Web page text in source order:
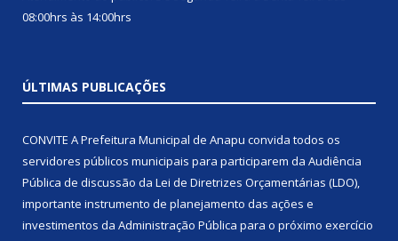
08:00hrs às 14:00hrs
ÚLTIMAS PUBLICAÇÕES
CONVITE A Prefeitura Municipal de Anapu convida todos os
servidores públicos municipais para participarem da Audiência
Pública de discussão da Lei de Diretrizes Orçamentárias (LDO),
importante instrumento de planejamento das ações e
investimentos da Administração Pública para o próximo exercício